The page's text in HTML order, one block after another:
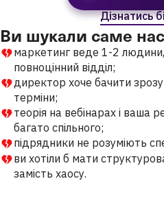
Дізнатись
Ви шукали саме
маркетинг веде 1-2
повноцінний відділ;
директор хоче бачити
терміни;
теорія на вебінарах і ваша
багато спільного;
підрядники не розуміють
ви хотіли б мати
замість хаосу.